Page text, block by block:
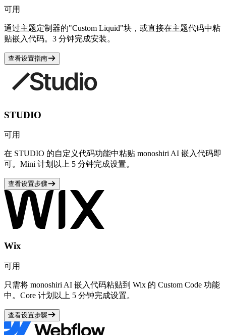
可用
通过主题定制器的"Custom Liquid"块，或直接在主题代码中粘
贴嵌入代码。3 分钟完成安装。
查看设置指南
STUDIO
可用
在 STUDIO 的自定义代码功能中粘贴 monoshiri AI 嵌入代码即
可。Mini 计划以上 5 分钟完成设置。
查看设置步骤
Wix
可用
只需将 monoshiri AI 嵌入代码粘贴到 Wix 的 Custom Code 功能
中。Core 计划以上 5 分钟完成设置。
查看设置步骤